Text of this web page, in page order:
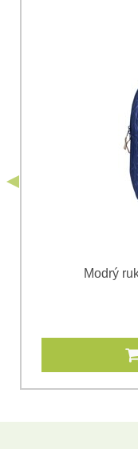
Súhlasím so
odoslania formulára.
Ochrany
Modrý